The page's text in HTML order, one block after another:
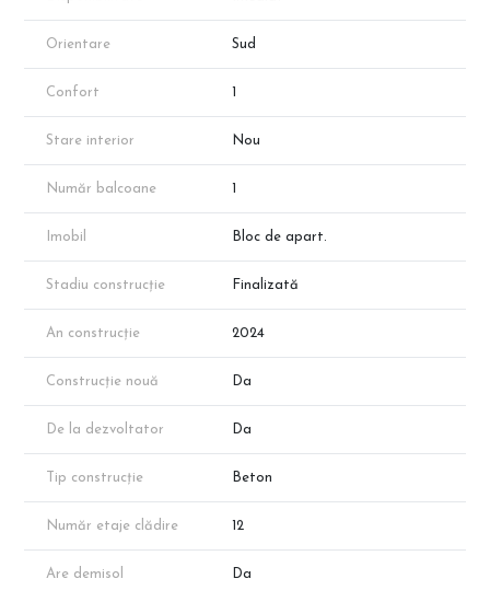
Orientare Sud
Confort
Stare interior Nou
Număr balcoane
Imobil Bloc de apart.
Stadiu construcție Finalizată
An construcție 2024
Construcție nouă Da
De la dezvoltator Da
Tip construcție Beton
Număr etaje clădire 12
Are demisol Da